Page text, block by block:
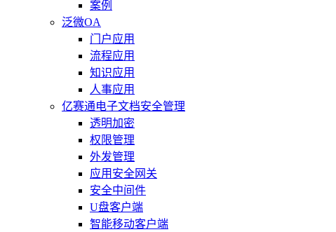
案例
泛微OA
门户应用
流程应用
知识应用
人事应用
亿赛通电子文档安全管理
透明加密
权限管理
外发管理
应用安全网关
安全中间件
U盘客户端
智能移动客户端